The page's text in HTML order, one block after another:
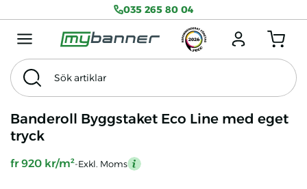
Sök artiklar
Sök
035 265 80 04
Logga in Antal produkter
Menu mobile
Exkl. Moms
Tema
Banderoll Byggstaket Eco Line med eget
tryck
fr 920 kr/m²-Exkl. Moms
mention